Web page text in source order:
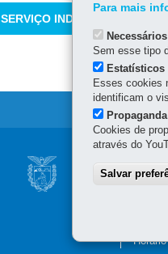
SERVIÇO INDISPONÍVEL NO
Para mais
Necessários
Sem esse tipo
Estatísticos
Esses cookies
identificam o
Propaganda
Cookies de
através do
Salvar